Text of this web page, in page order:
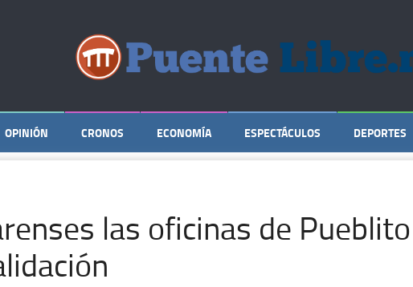
OPINIÓN CRONOS ECONOMÍA ESPECTÁCULOS DEPORTES
las oficinas de Pueblito